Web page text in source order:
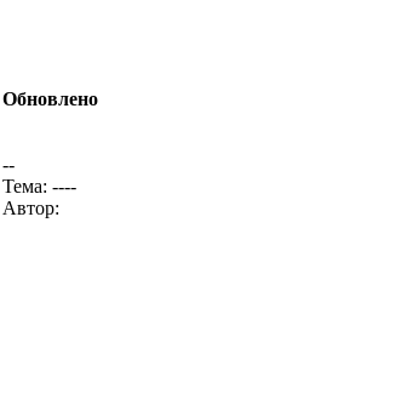
Обновлено
--
Тема: ----
Автор: